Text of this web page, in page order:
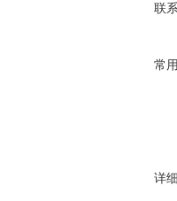
联
常
详